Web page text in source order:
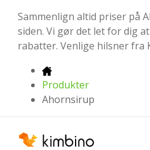
Sammenlign altid priser på
siden. Vi gør det let for dig
rabatter. Venlige hilsner fra
Produkter
Ahornsirup